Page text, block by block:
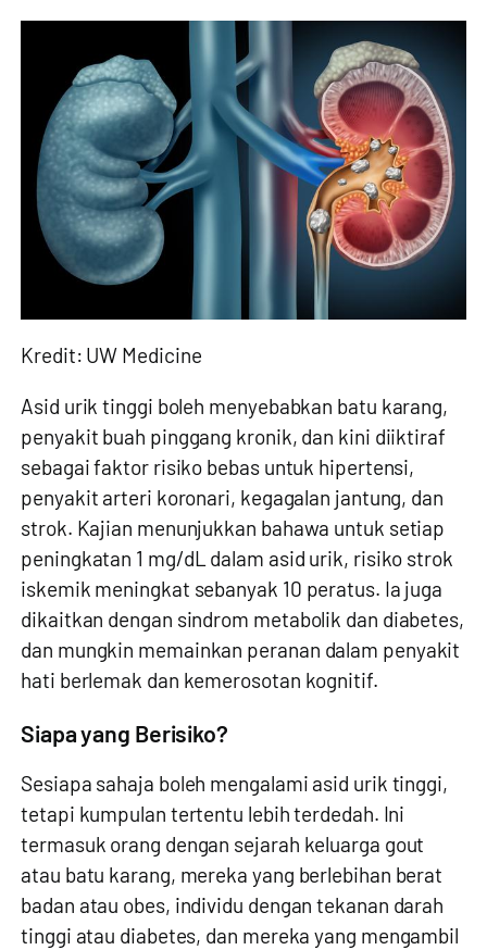
Kredit: UW Medicine
Asid urik tinggi boleh menyebabkan batu karang,
penyakit buah pinggang kronik, dan kini diiktiraf
sebagai faktor risiko bebas untuk hipertensi,
penyakit arteri koronari, kegagalan jantung, dan
strok. Kajian menunjukkan bahawa untuk setiap
peningkatan 1 mg/dL dalam asid urik, risiko strok
iskemik meningkat sebanyak 10 peratus. Ia juga
dikaitkan dengan sindrom metabolik dan diabetes,
dan mungkin memainkan peranan dalam penyakit
hati berlemak dan kemerosotan kognitif.
Siapa yang Berisiko?
Sesiapa sahaja boleh mengalami asid urik tinggi,
tetapi kumpulan tertentu lebih terdedah. Ini
termasuk orang dengan sejarah keluarga gout
atau batu karang, mereka yang berlebihan berat
badan atau obes, individu dengan tekanan darah
tinggi atau diabetes, dan mereka yang mengambil